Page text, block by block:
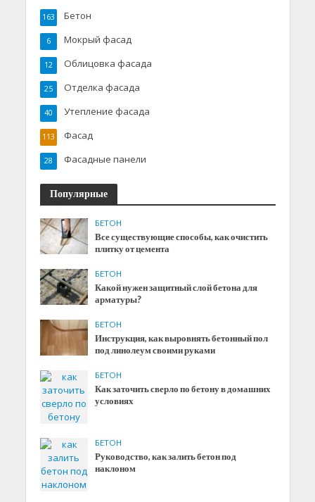
Бетон
163
Мокрый фасад
6
Облицовка фасада
12
Отделка фасада
25
Утепление фасада
40
Фасад
113
Фасадные панели
28
Популярные
БЕТОН
Все существующие способы, как очистить
плитку от цемента
БЕТОН
Какой нужен защитный слой бетона для
арматуры?
БЕТОН
Инструкция, как выровнять бетонный пол
под линолеум своими руками
БЕТОН
Как заточить сверло по бетону в домашних
условиях
БЕТОН
Руководство, как залить бетон под
наклоном